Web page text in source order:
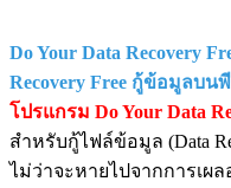
Do Your Data Recovery
Recovery Free กู้ข้อมูลบน
โปรแกรม Do Your Data
สำหรับกู้ไฟล์ข้อมูล (Data
ไม่ว่าจะหายไปจากการเผ